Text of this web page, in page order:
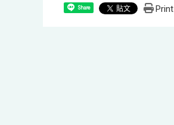
Share